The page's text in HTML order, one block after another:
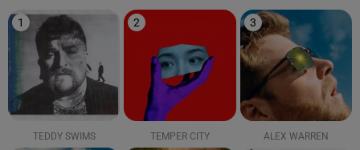
1
TEDDY SWIMS
2
TEMPER CITY
3
ALEX WARREN